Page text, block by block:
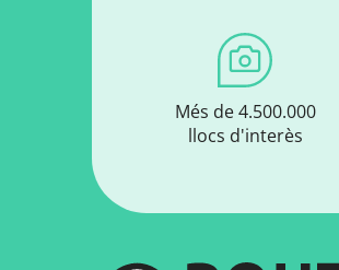
Més de 4.500.000
llocs d'interès